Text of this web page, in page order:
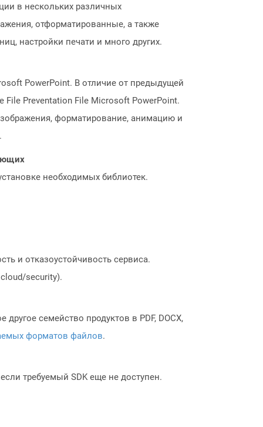
в нескольких различных
отформатированные, а также
настройки печати и много других.
PowerPoint. В отличие от предыдущей
Preventation File Microsoft PowerPoint.
форматирование, анимацию и
необходимых библиотек.
и отказоустойчивость сервиса.
security).
семейство продуктов в PDF, DOCX,
форматов файлов.
требуемый SDK еще не доступен.